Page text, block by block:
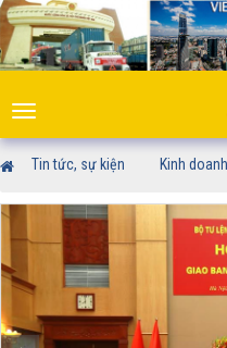
Toggle
navigation
Tin tức, sự kiện Kinh